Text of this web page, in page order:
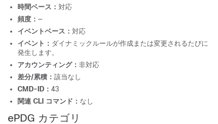
時間ベース： 対応
頻度： —
イベントベース： 対応
イベント： ダイナミックルールが作成または変更されるたびに
発生します。
アカウンティング： 非対応
差分/累積： 該当なし
CMD-ID： 43
関連 CLI コマンド： なし
ePDG カテゴリ